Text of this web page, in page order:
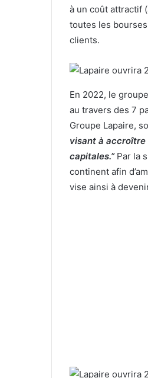
à un coût attractif
toutes les
clients.
En 2022, le
au travers des 7
Groupe Lapaire,
visant à accroître
capitales.” Par la
continent afin
vise ainsi à